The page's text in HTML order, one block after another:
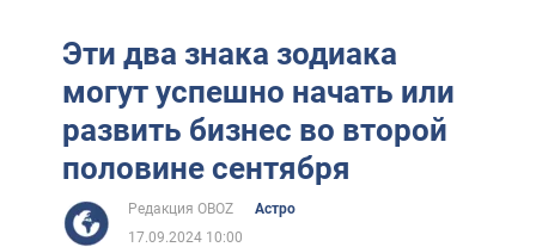
Эти два знака зодиака
могут успешно начать или
развить бизнес во второй
половине сентября
Редакция OBOZ
Астро
17.09.2024 10:00